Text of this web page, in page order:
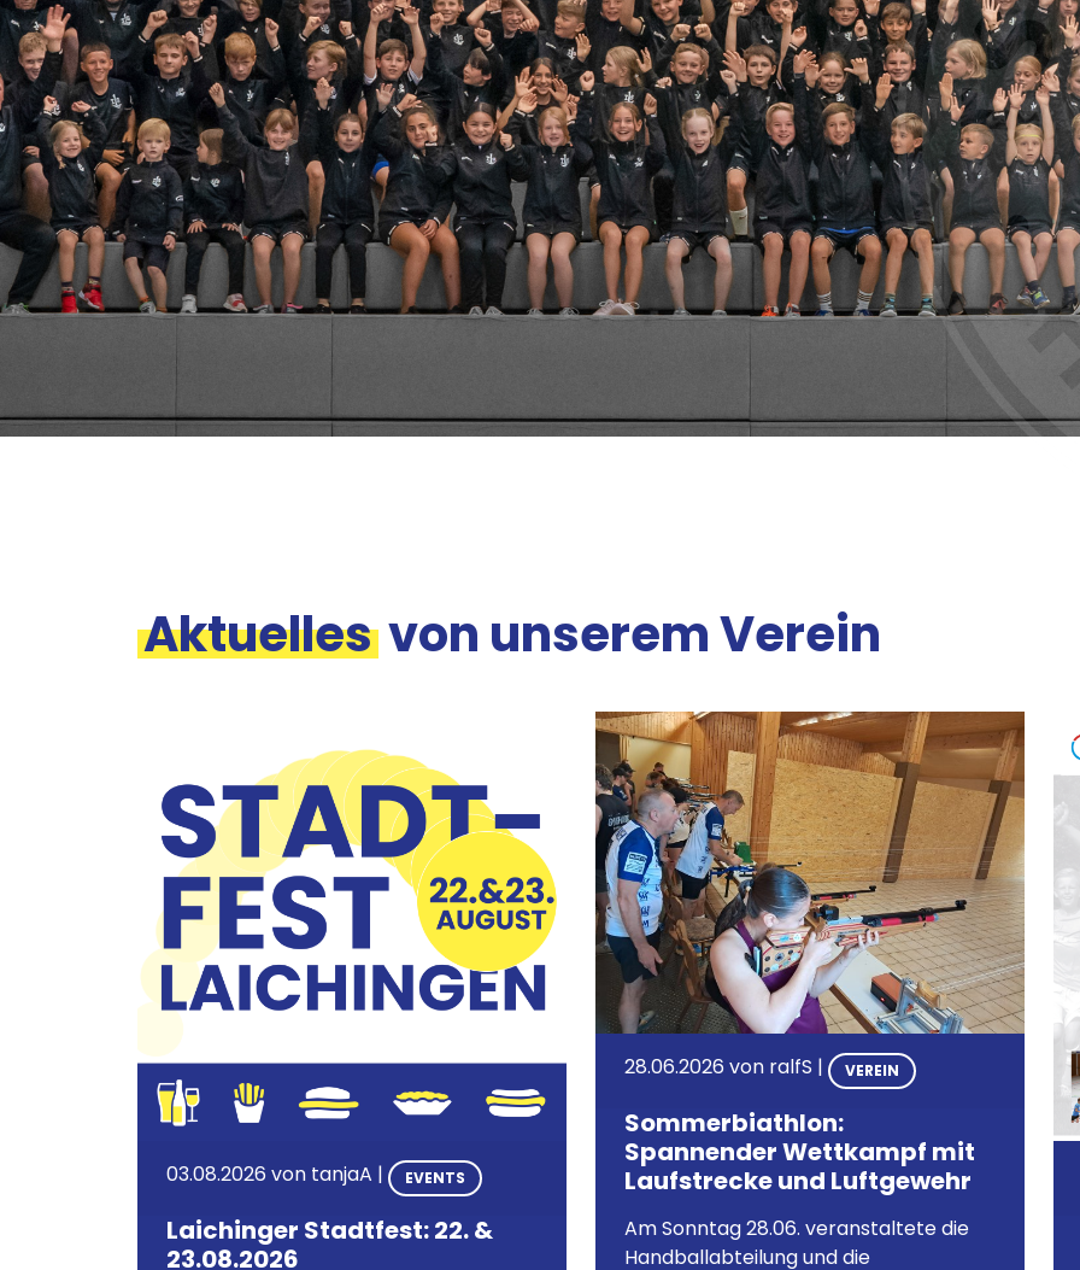
Aktuelles von unserem Verein
03.08.2026 von tanjaA | EVENTS
Laichinger Stadtfest: 22. &
23.08.2026
Bild
28.06.2026 von ralfS | VEREIN
Sommerbiathlon:
Spannender Wettkampf mit
Laufstrecke und Luftgewehr
Am Sonntag 28.06. veranstaltete die
Handballabteilung und die